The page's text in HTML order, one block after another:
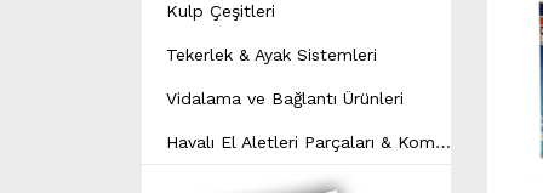
Kulp Çeşitleri
Tekerlek & Ayak Sistemleri
Vidalama ve Bağlantı Ürünleri
H
avalı El Aletleri Parçaları & Kompresör Yedek Parçaları